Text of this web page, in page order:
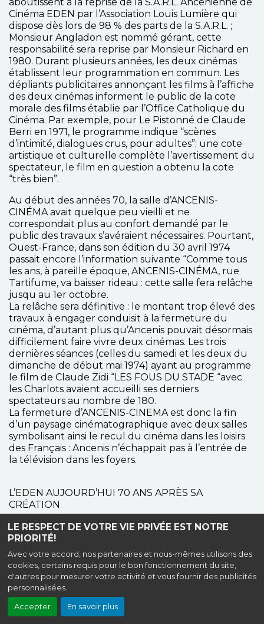
LE RESPECT DE VOTRE VIE PRIVÉE EST NOTRE
PRIORITÉ!
Avec votre accord, nos partenaires et nous-mêmes utilisons des
cookies, certains requis pour le bon fonctionnement du site,
d'autres pour mesurer votre activité et vous fournir des publicités
personnalisées.
Accepter En savoir plus
Cinéma EDEN par l’Association Louis Lumière qui
dispose dès lors de 98 % des parts de la S.A.R.L. ;
Monsieur Angladon est nommé gérant, cette
responsabilité sera reprise par Monsieur Richard en
1980. Durant plusieurs années, les deux cinémas
établissent leur programmation en commun. Les
dépliants publicitaires annonçant les films à l’affiche
des deux cinémas informent le public de la cote
morale des films établie par l’Office Catholique du
Cinéma. Par exemple, pour Le Pistonné de Claude
Berri en 1971, le programme indique “scènes
d’intimité, dialogues crus, pour adultes”; une cote
artistique et culturelle complète l’avertissement du
spectateur, le film en question a obtenu la cote
“très bien”.
Au début des années 70, la salle d’ANCENIS-
CINÉMA avait quelque peu vieilli et ne
correspondait plus au confort demandé par le
public des travaux s’avéraient nécessaires. Pourtant,
Ouest-France, dans son édition du 30 avril 1974
passait encore l’information suivante “Comme tous
les ans, à pareille époque, ANCENIS-CINÉMA, rue
Tartifume, va baisser rideau : cette salle fera relâche
jusqu au 1er octobre.
La relâche sera définitive : le montant trop élevé des
travaux à engager conduisit à la fermeture du
cinéma, d’autant plus qu’Ancenis pouvait désormais
difficilement faire vivre deux cinémas. Les trois
dernières séances (celles du samedi et les deux du
dimanche de début mai 1974) ayant au programme
le film de Claude Zidi “LES FOUS DU STADE “avec
les Charlots avaient accueilli ses derniers
spectateurs au nombre de 180.
La fermeture d’ANCENIS-CINEMA est donc la fin
d’un paysage cinématographique avec deux salles
symbolisant ainsi le recul du cinéma dans les loisirs
des Français : Ancenis n’échappait pas à l’entrée de
la télévision dans les foyers.
L’EDEN AUJOURD’HUI 70 ANS APRÈS SA
CRÉATION
L’EDEN se retrouve aujourd’hui, comme à l’origine
du cinéma à Ancenis en 1920, l’unique salle de
cinéma. Mais beaucoup de choses séparent la salle
actuelle de celle de Monsieur Cuisnier. Au fil des
ans et des rénovations réalisées, le confort offert par
I’EDEN est tout à fait comparable à celui des salles
nantaises. La diminution importante du nombre de
places, l’installation de fauteuils confortables, la
mise en service d’un son "dolby” ont largement